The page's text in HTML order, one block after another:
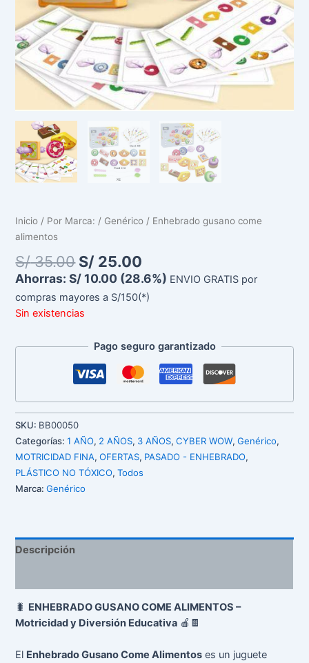
Inicio / Por Marca: / Genérico / Enhebrado gusano come
alimentos
S/35.00 S/ 25.00
Ahorras: S/10.00 (28.6%) ENVIO GRATIS por
compras mayores a S/150(*)
Sin existencias
Pago seguro garantizado
SKU: BB00050
Categorías:1 AÑO, 2 AÑOS, 3 AÑOS,CYBER WOW,Genérico,
MOTRICIDAD FINA,OFERTAS, PASADO - ENHEBRADO,
PLÁSTICO NO TÓXICO,Todos
Marca:Genérico
Descripción
🐛 ENHEBRADO GUSANO COME ALIMENTOS –
Motricidad y Diversión Educativa 🍎🍫
El Enhebrado Gusano Come Alimentos es un juguete